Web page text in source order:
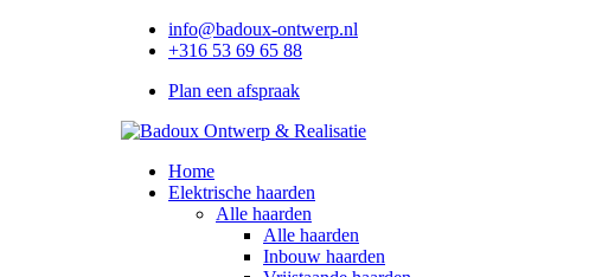
info@badoux-ontwerp.nl
+316 53 69 65 88
Plan een afspraak
Home
Elektrische haarden
Alle haarden
Alle haarden
Inbouw haarden